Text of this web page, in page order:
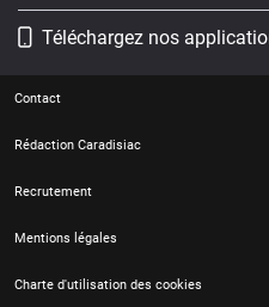
Téléchargez nos
Contact
Rédaction Caradisiac
Recrutement
Mentions légales
Charte d'utilisation des cookies